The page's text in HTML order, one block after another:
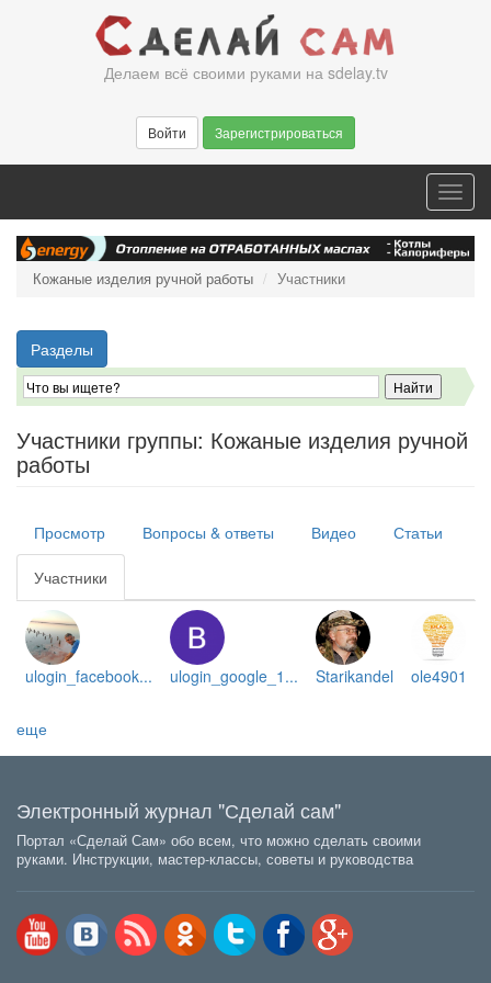
Делаем всё своими руками на sdelay.tv
Войти Зарегистрироваться
Кожаные изделия ручной работы Участники
Разделы
Участники группы: Кожаные изделия ручной
работы
Главные
вкладки
Просмотр Вопросы & ответы Видео Статьи
Участники
вкладка)
ulogin_facebook... ulogin_google_1... Starikandel ole4901
еще
Электронный журнал "Сделай сам"
Портал «Сделай Сам» обо всем, что можно сделать своими
руками. Инструкции, мастер-классы, советы и руководства